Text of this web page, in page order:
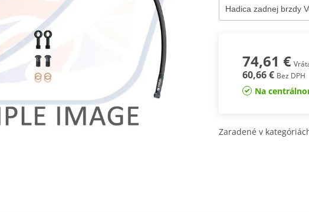
74,61 €
60,66 € Bez DPH
Na
Zaradené v